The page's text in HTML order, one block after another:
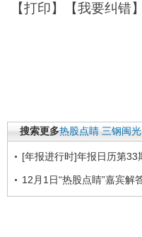
【打印】【我要纠错
搜索更多热股点睛 三钢闽光
[年报进行时]年报日历第33
12月1日“热股点睛”嘉宾解